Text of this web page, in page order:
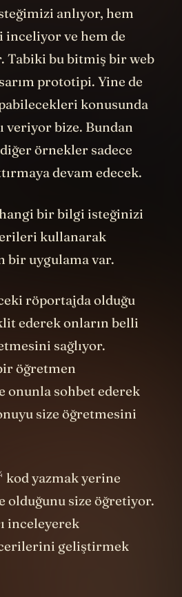
Tabiki bu bitmiş bir web
prototipi. Yine de
konusunda
veriyor bize. Bundan
örnekler sadece
devam edecek.
bir bilgi isteğinizi
bir uygulama var.
röportajda olduğu
sağlıyor.
öğretmen
sohbet ederek
size öğretmesini
inceleyerek
geliştirmek